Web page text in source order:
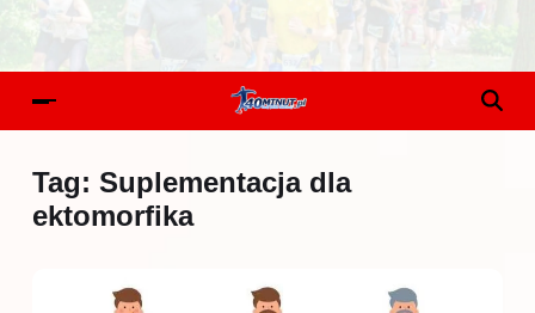
Tag: Suplementacja dla
ektomorfika